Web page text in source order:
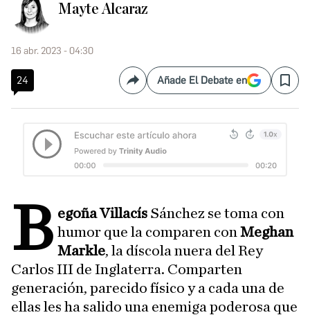
Mayte Alcaraz
16 abr. 2023 - 04:30
24 CompartirAñade El Debate en Save
B egoña Villacís Sánchez se toma con
humor que la comparen conMeghan
Markle, la díscola nuera del Rey
Carlos III de Inglaterra. Comparten
generación, parecido físico y a cada una de
ellas les ha salido una enemiga poderosa que